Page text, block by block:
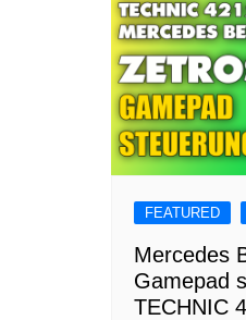
FEATURED
Mercedes
Gamepad
TECHNIC